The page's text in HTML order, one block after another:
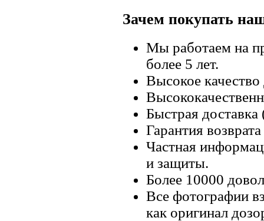
Зачем покупать
Мы работаем на
более 5 лет.
Высокое
Быстрая
Гарантия возврата
Частная
и защиты.
Более 10000
Все фотографии
как оригинал